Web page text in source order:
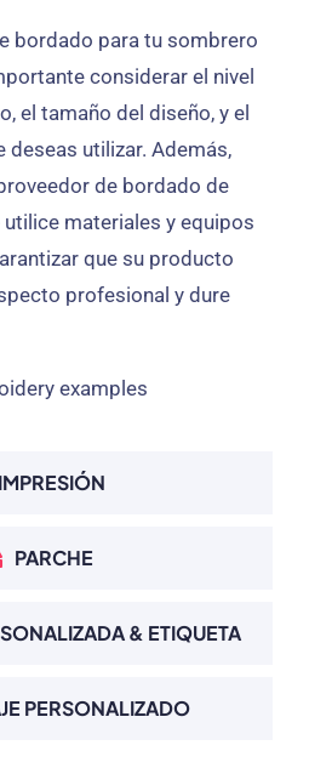
bordado para tu sombrero
considerar el nivel
el tamaño del diseño, y el
deseas utilizar. Además,
de bordado de
materiales y equipos
que su producto
profesional y dure
IMPRESIÓN
PARCHE
& ETIQUETA
PERSONALIZADO